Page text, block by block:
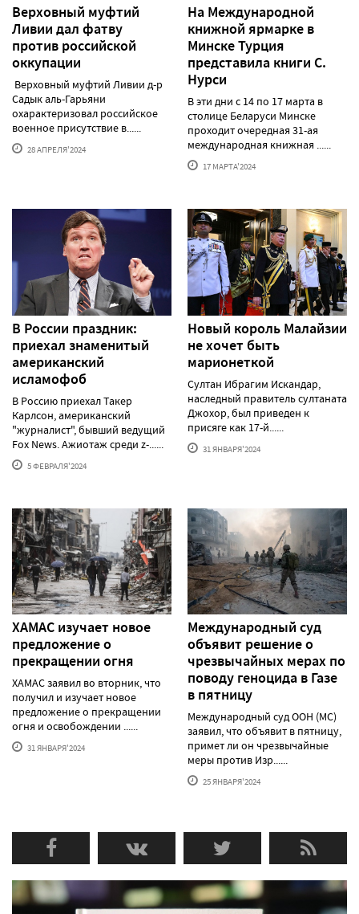
Верховный муфтий
Ливии дал фатву
против российской
оккупации
Верховный муфтий Ливии д-р
Садык аль-Гарьяни
охарактеризовал российское
военное присутствие в......
28 АПРЕЛЯ'2024
На Международной
книжной ярмарке в
Минске Турция
представила книги С.
Нурси
В эти дни с 14 по 17 марта в
столице Беларуси Минске
проходит очередная 31-ая
международная книжная ......
17 МАРТА'2024
В России праздник:
приехал знаменитый
американский
исламофоб
В Россию приехал Такер
Карлсон, американский
"журналист", бывший ведущий
Fox News. Ажиотаж среди z-......
5 ФЕВРАЛЯ'2024
Новый король Малайзии
не хочет быть
марионеткой
Султан Ибрагим Искандар,
наследный правитель султаната
Джохор, был приведен к
присяге как 17-й......
31 ЯНВАРЯ'2024
ХАМАС изучает новое
предложение о
прекращении огня
ХАМАС заявил во вторник, что
получил и изучает новое
предложение о прекращении
огня и освобождении ......
31 ЯНВАРЯ'2024
Международный суд
объявит решение о
чрезвычайных мерах по
поводу геноцида в Газе
в пятницу
Международный суд ООН (МС)
заявил, что объявит в пятницу,
примет ли он чрезвычайные
меры против Изр......
25 ЯНВАРЯ'2024